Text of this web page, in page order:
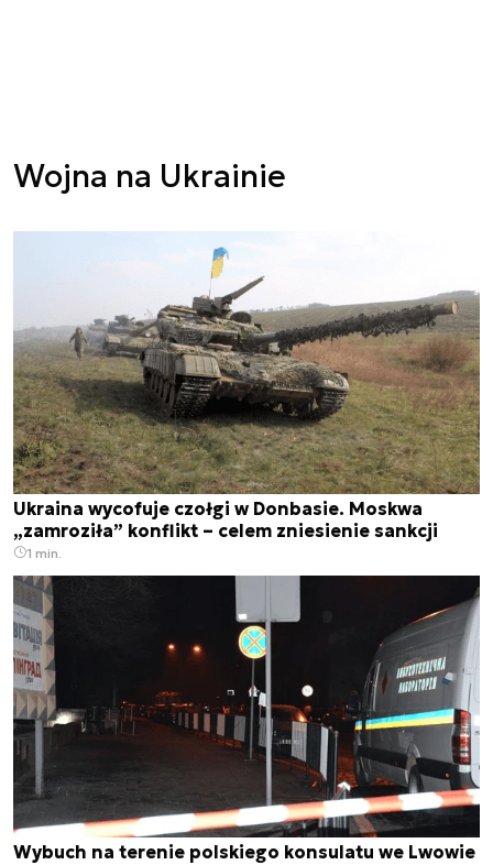
Wojna na Ukrainie
Ukraina wycofuje czołgi w Donbasie. Moskwa
„zamroziła” konflikt – celem zniesienie sankcji
1 min.
Wybuch na terenie polskiego konsulatu we Lwowie